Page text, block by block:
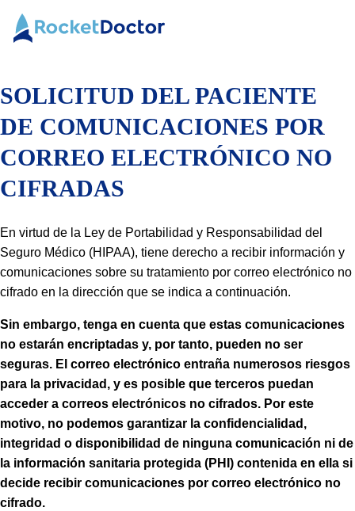
Rocket
Doctor
SOLICITUD DEL PACIENTE
DE COMUNICACIONES POR
CORREO ELECTRÓNICO NO
CIFRADAS
En virtud de la Ley de Portabilidad y Responsabilidad del
Seguro Médico (HIPAA), tiene derecho a recibir información y
comunicaciones sobre su tratamiento por correo electrónico no
cifrado en la dirección que se indica a continuación.
Sin embargo, tenga en cuenta que estas comunicaciones
no estarán encriptadas y, por tanto, pueden no ser
seguras. El correo electrónico entraña numerosos riesgos
para la privacidad, y es posible que terceros puedan
acceder a correos electrónicos no cifrados. Por este
motivo, no podemos garantizar la confidencialidad,
integridad o disponibilidad de ninguna comunicación ni de
la información sanitaria protegida (PHI) contenida en ella si
decide recibir comunicaciones por correo electrónico no
cifrado.